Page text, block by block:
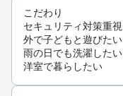
こだわり
セキュリティ対策重視
外で子どもと遊びたい
雨の日でも洗濯したい
洋室で暮らしたい